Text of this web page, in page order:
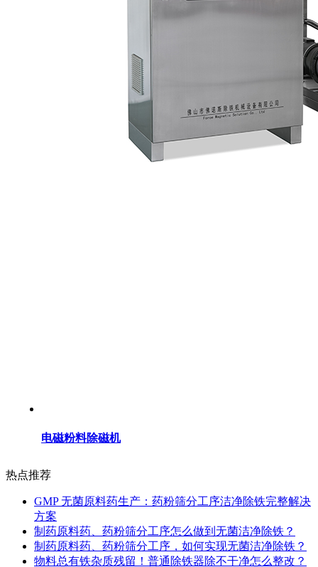
电磁粉料除磁机
热点推荐
GMP 无菌原料药生产：药粉筛分工序洁净除铁完整解决
方案
制药原料药、药粉筛分工序怎么做到无菌洁净除铁？
制药原料药、药粉筛分工序，如何实现无菌洁净除铁？
物料总有铁杂质残留！普通除铁器除不干净怎么整改？